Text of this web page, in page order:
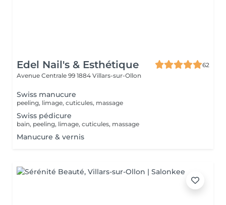
Edel Nail's & Esthétique
62
Avenue Centrale 99 1884 Villars-sur-Ollon
Swiss manucure
peeling, limage, cuticules, massage
Swiss pédicure
bain, peeling, limage, cuticules, massage
Manucure & vernis